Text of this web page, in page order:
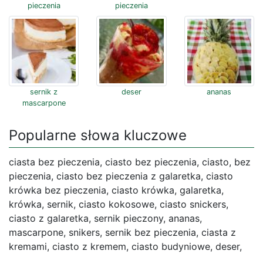
pieczenia
pieczenia
sernik z
mascarpone
deser ananas
Popularne słowa kluczowe
ciasta bez pieczenia, ciasto bez pieczenia, ciasto, bez
pieczenia, ciasto bez pieczenia z galaretka, ciasto
krówka bez pieczenia, ciasto krówka, galaretka,
krówka, sernik, ciasto kokosowe, ciasto snickers,
ciasto z galaretka, sernik pieczony, ananas,
mascarpone, snikers, sernik bez pieczenia, ciasta z
kremami, ciasto z kremem, ciasto budyniowe, deser,